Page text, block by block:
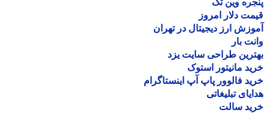
وین تک
دلار امروز
ارز دیجیتال در تهران
بار
طراحی سایت یزد
مانیتور استوک
فالوور پاپ آپ اینستاگرام
تبلیغاتی
سالت